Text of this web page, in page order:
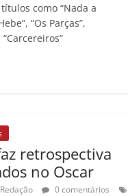
como “Nada a
“Os Parças”,
retrospectiva
no Oscar
Redação
0 comentários